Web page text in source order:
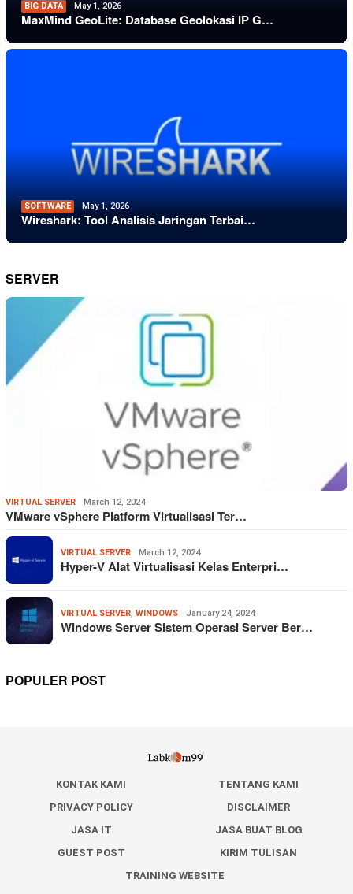
BIG DATA May 1, 2026
MaxMind GeoLite: Database Geolokasi IP G…
SOFTWARE May 1, 2026
Wireshark: Tool Analisis Jaringan Terbai…
SERVER
VIRTUAL SERVER March 12, 2024
VMware vSphere Platform Virtualisasi Ter…
VIRTUAL SERVER March 12, 2024
Hyper-V Alat Virtualisasi Kelas Enterpri…
VIRTUAL SERVER, WINDOWS January 24, 2024
Windows Server Sistem Operasi Server Ber…
POPULER POST
KONTAK KAMI
TENTANG KAMI
PRIVACY POLICY
DISCLAIMER
JASA IT
JASA BUAT BLOG
GUEST POST
KIRIM TULISAN
TRAINING WEBSITE